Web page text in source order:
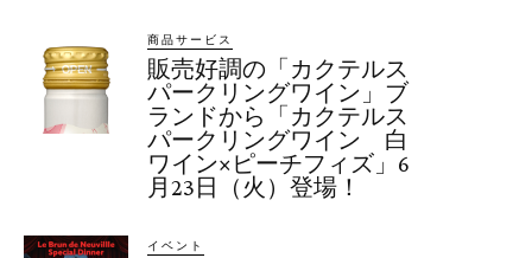
商品サービス
販売好調の「カクテルス
パークリングワイン」ブ
ランドから「カクテルス
パークリングワイン 白
ワイン×ピーチフィズ」6
月23日（火）登場！
イベント